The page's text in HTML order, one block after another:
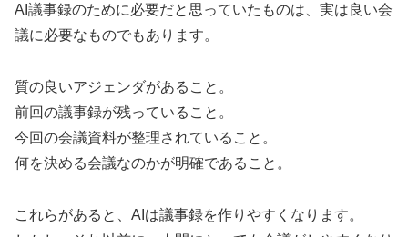
AI議事録のために必要だと思っていたものは、実は良い会
議に必要なものでもあります。
質の良いアジェンダがあること。
前回の議事録が残っていること。
今回の会議資料が整理されていること。
何を決める会議なのかが明確であること。
これらがあると、AIは議事録を作りやすくなります。